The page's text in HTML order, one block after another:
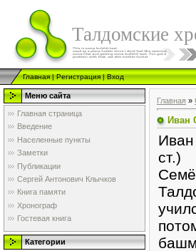
Талдомские
Главная|Регистрация|Вход
Меню сайта
Главная страница
Введение
Населенные пункты
Заметки
Публикации
Сергей Антонович Клычков
Книга памяти
Хронограф
Гостевая книга
Категории
Главная »
Иван
Иван